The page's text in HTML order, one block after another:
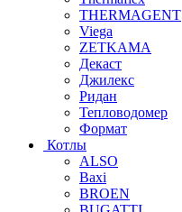
THERMAGENT
Viega
ZETKAMA
Декаст
Джилекс
Ридан
Тепловодомер
Формат
Котлы
ALSO
Baxi
BROEN